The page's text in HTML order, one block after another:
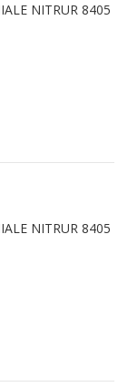
NITRUR 8405
NITRUR 8405